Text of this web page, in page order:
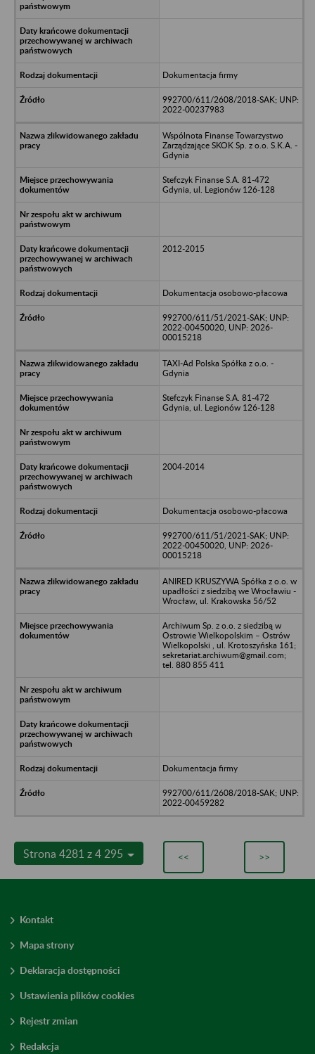
Dokumentacja firmy
992700/611/2608/2018-SAK; UNP:
2022-00237983
Wspólnota Finanse Towarzystwo
Zarządzające SKOK Sp. z o.o. S.K.A. -
Gdynia
Stefczyk Finanse S.A. 81-472
Gdynia, ul. Legionów 126-128
2012-2015
Dokumentacja osobowo-płacowa
992700/611/51/2021-SAK; UNP:
2022-00450020, UNP: 2026-
00015218
TAXI-Ad Polska Spółka z o.o. -
Gdynia
Stefczyk Finanse S.A. 81-472
Gdynia, ul. Legionów 126-128
2004-2014
Dokumentacja osobowo-płacowa
992700/611/51/2021-SAK; UNP:
2022-00450020, UNP: 2026-
00015218
ANIRED KRUSZYWA Spółka z o.o. w
upadłości z siedzibą we Wrocławiu -
Wrocław, ul. Krakowska 56/52
Archiwum Sp. z o.o. z siedzibą w
Ostrowie Wielkopolskim – Ostrów
Wielkopolski , ul. Krotoszyńska 161;
sekretariat.archiwum@gmail.com;
tel. 880 855 411
Dokumentacja firmy
992700/611/2608/2018-SAK; UNP:
2022-00459282
Strona 4281 z 4 295 << >>
Kontakt
Mapa strony
Deklaracja dostępności
Ustawienia plików cookies
Rejestr zmian
Redakcja